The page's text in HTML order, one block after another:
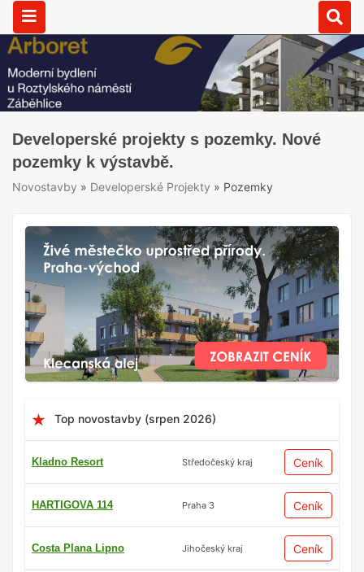
Developerské projekty s pozemky. Nové
pozemky k výstavbě.
Novostavby » Developerské Projekty » Pozemky
Top novostavby (srpen 2026)
Kladno Resort Středočeský kraj Ceník
HARTIGOVA 114 Praha 3 Ceník
Costa Plana Lipno Jihočeský kraj Ceník